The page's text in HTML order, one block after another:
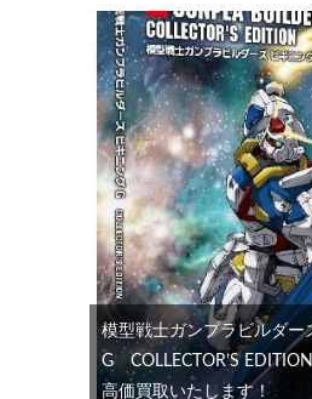
模型戦士ガンプラビルダ
G COLLECTOR’S
高価買取いたします！